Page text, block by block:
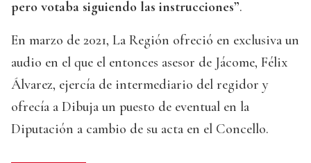
pero votaba siguiendo las instrucciones”.
En marzo de 2021, La Región ofreció en exclusiva un
audio en el que el entonces asesor de Jácome, Félix
Álvarez, ejercía de intermediario del regidor y
ofrecía a Dibuja un puesto de eventual en la
Diputación a cambio de su acta en el Concello.